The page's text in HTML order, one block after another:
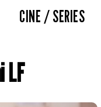
CINE / SERIES
LF